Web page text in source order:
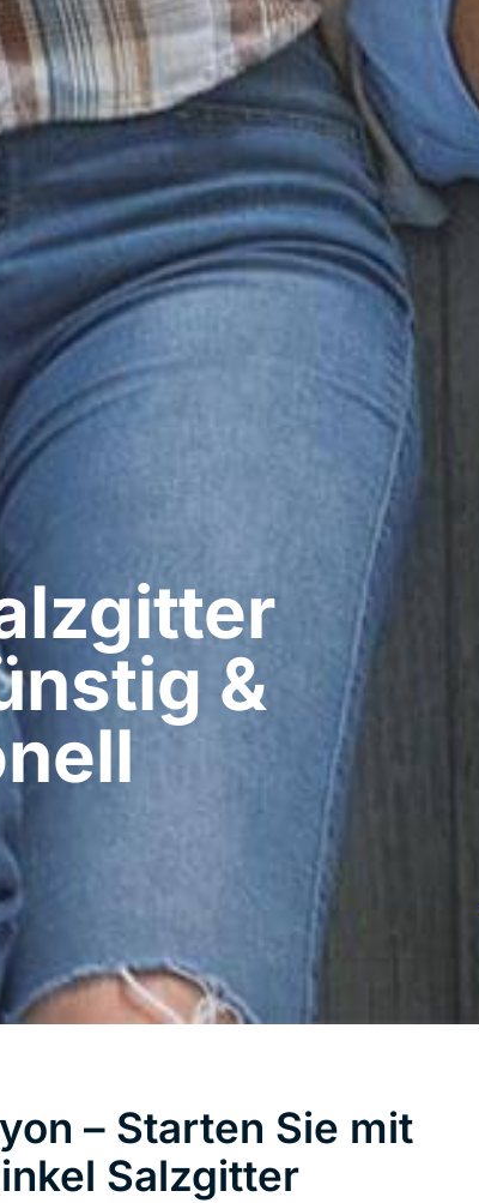
&
– Starten Sie mit
Salzgitter